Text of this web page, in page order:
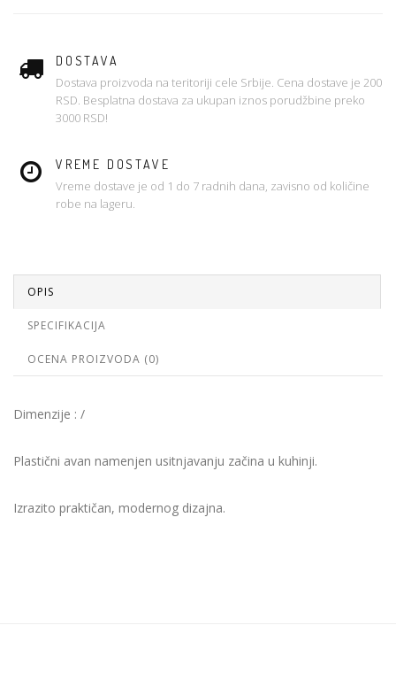
DOSTAVA
Dostava proizvoda na teritoriji cele Srbije. Cena dostave je 200
RSD. Besplatna dostava za ukupan iznos porudžbine preko
3000 RSD!
VREME DOSTAVE
Vreme dostave je od 1 do 7 radnih dana, zavisno od količine
robe na lageru.
OPIS
SPECIFIKACIJA
OCENA PROIZVODA (0)
Dimenzije : /
Plastični avan namenjen usitnjavanju začina u kuhinji.
Izrazito praktičan, modernog dizajna.